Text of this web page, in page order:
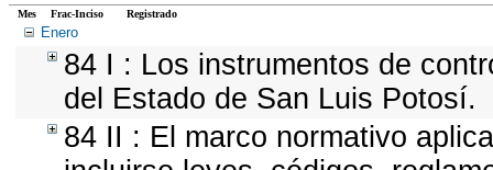
Mes Frac-Inciso Registrado
Enero
84 I : Los instrumentos de
del Estado de San Luis Potosí.
84 II : El marco normativo